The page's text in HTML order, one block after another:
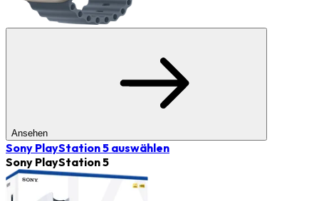
Ansehen
Sony PlayStation 5 auswählen
Sony PlayStation 5